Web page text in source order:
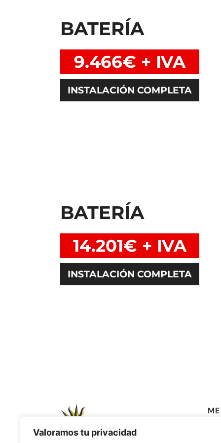
Valoramos tu privacidad
BATERÍA
9.466€ + IVA
INSTALACIÓN COMPLETA
BATERÍA
14.201€ + IVA
INSTALACIÓN COMPLETA